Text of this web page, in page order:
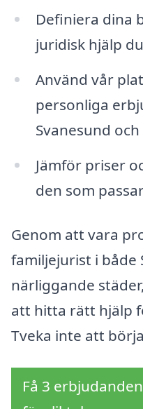
Definiera dina
juridisk hjälp
Använd vår
personliga
Svanesund
Jämför priser
den som
Genom att vara
familjejurist i både
närliggande
att hitta rätt hjälp
Tveka inte att
Få 3